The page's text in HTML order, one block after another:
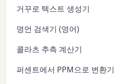
거꾸로 텍스트 생성기
명언 검색기 (영어)
콜라츠 추측 계산기
퍼센트에서 PPM으로 변환기